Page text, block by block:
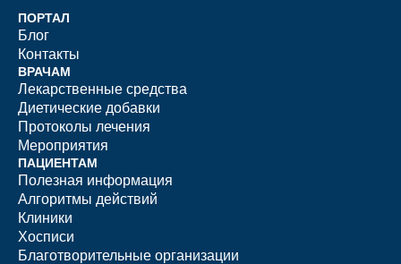
ПОРТАЛ
Блог
Контакты
ВРАЧАМ
Лекарственные средства
Диетические добавки
Протоколы лечения
Мероприятия
ПАЦИЕНТАМ
Полезная информация
Алгоритмы действий
Клиники
Хосписи
Благотворительные организации